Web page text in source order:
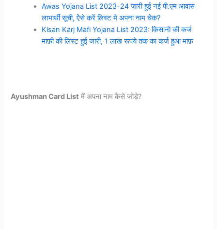
Awas Yojana List 2023-24 जारी हुई नई पी.एम आवास
लाभार्थी सूची, ऐेसे करें लिस्ट मे अपना नाम चेक?
Kisan Karj Mafi Yojana List 2023: किसानो की कर्ज
माफ़ी की लिस्ट हुई जारी, 1 लाख रूपये तक का कर्ज हुआ माफ़
Ayushman Card List में अपना नाम कैसे जोड़े?